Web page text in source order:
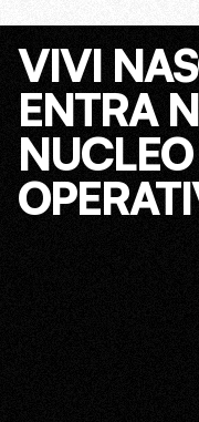
VIVI
ENTRA
NUCLEO